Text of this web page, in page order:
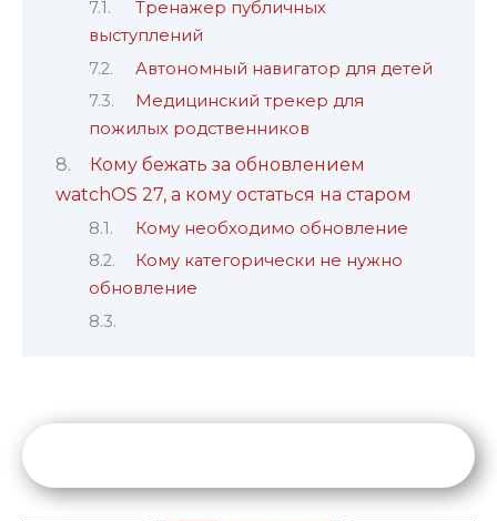
Тренажер публичных
выступлений
Автономный навигатор для детей
Медицинский трекер для
пожилых родственников
Кому бежать за обновлением
watchOS 27, а кому остаться на старом
Кому необходимо обновление
Кому категорически не нужно
обновление